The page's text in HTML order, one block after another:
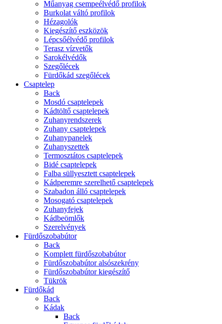
Műanyag csempeélvédő profilok
Burkolat váltó profilok
Hézagolók
Kiegészítő eszközök
Lépcsőélvédő profilok
Terasz vízvetők
Sarokélvédők
Szegőlécek
Fürdőkád szegőlécek
Csaptelep
Back
Mosdó csaptelepek
Kádtöltő csaptelepek
Zuhanyrendszerek
Zuhany csaptelepek
Zuhanypanelek
Zuhanyszettek
Termosztátos csaptelepek
Bidé csaptelepek
Falba süllyesztett csaptelepek
Kádperemre szerelhető csaptelepek
Szabadon álló csaptelepek
Mosogató csaptelepek
Zuhanyfejek
Kádbeömlők
Szerelvények
Fürdőszobabútor
Back
Komplett fürdőszobabútor
Fürdőszobabútor alsószekrény
Fürdőszobabútor kiegészítő
Tükrök
Fürdőkád
Back
Kádak
Back